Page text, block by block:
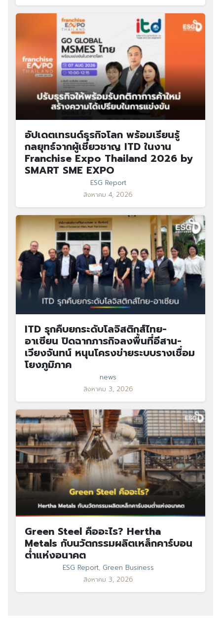
อัปเดตเทรนด์ธุรกิจโลก พร้อมเรียนรู้
กลยุทธ์จากผู้เชี่ยวชาญ ITD ในงาน
Franchise Expo Thailand 2026 by
SMART SME EXPO
ESG Report
สิงหาคม 4, 2026
ITD รุกคืบยกระดับโลจิสติกส์ไทย-
อาเซียน ปิดฉากภารกิจลงพื้นที่อีสาน-
เวียงจันทน์ หนุนโครงข่ายระบบรางเชื่อม
โยงภูมิภาค
news
สิงหาคม 3, 2026
Green Steel คืออะไร? Hertha
Metals กับนวัตกรรมผลิตเหล็กคาร์บอน
ต่ำแห่งอนาคต
ESG Report, Green Business
สิงหาคม 3, 2026